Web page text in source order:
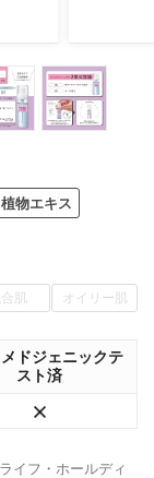
植物エキス
肌 オイリー肌
ドジェニックテ
スト済
イフ・ホールディ